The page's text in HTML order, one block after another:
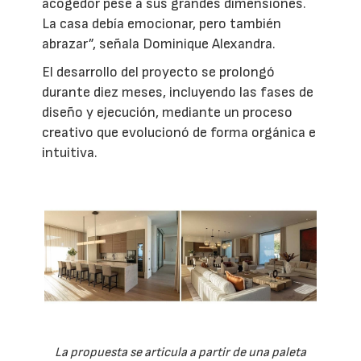
acogedor pese a sus grandes dimensiones.
La casa debía emocionar, pero también
abrazar”, señala Dominique Alexandra.
El desarrollo del proyecto se prolongó
durante diez meses, incluyendo las fases de
diseño y ejecución, mediante un proceso
creativo que evolucionó de forma orgánica e
intuitiva.
La propuesta se articula a partir de una paleta